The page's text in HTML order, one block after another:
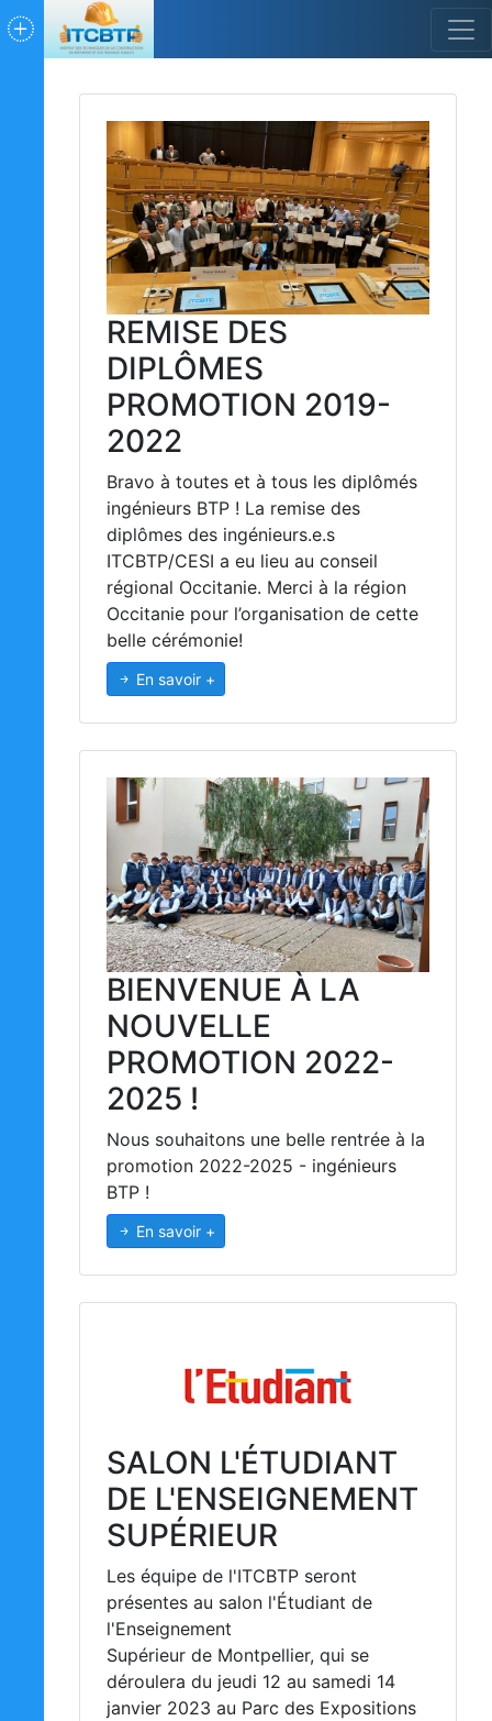
REMISE DES
DIPLÔMES
PROMOTION 2019-
2022
Bravo à toutes et à tous les diplômés
ingénieurs BTP ! La remise des
diplômes des ingénieurs.e.s
ITCBTP/CESI a eu lieu au conseil
régional Occitanie. Merci à la région
Occitanie pour l’organisation de cette
belle cérémonie!
En savoir +
BIENVENUE À LA
NOUVELLE
PROMOTION 2022-
2025 !
Nous souhaitons une belle rentrée à la
promotion 2022-2025 - ingénieurs
BTP !
En savoir +
SALON L'ÉTUDIANT
DE L'ENSEIGNEMENT
SUPÉRIEUR
Les équipe de l'ITCBTP seront
présentes au salon l'Étudiant de
l'Enseignement
Supérieur de Montpellier, qui se
déroulera du jeudi 12 au samedi 14
janvier 2023 au Parc des Expositions